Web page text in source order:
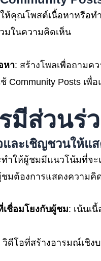
ให้คุณโพสต์เนื้อหาหรือ
มในความคิดเห็น
หา: สร้างโพลเพื่อถามค
ช้ Community Posts เ
มีส่วนร่
และเชิญชวนให้แ
ำให้ผู้ชมมีแนวโน้มที่จ
ชมต้องการแสดงความ
เชื่อมโยงกับผู้ชม: เน้นเ
วิดีโอที่สร้างอารมณ์เชิ